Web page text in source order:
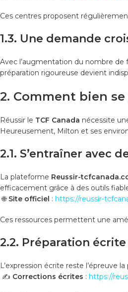
Ces centres proposent
1.3. Une demande
Avec l’augmentation du nombre
préparation rigoureuse devient
2. Comment bien
Réussir le TCF Canada nécessite
Heureusement, Milton et ses
2.1. S’entraîner avec
La plateforme Reussir-
efficacement grâce à des outils
🌐 Site officiel : https://reussir-
Ces ressources permettent une
2.2. Préparation
L’expression écrite reste l’épreuve
✍️ Corrections écrites : https://